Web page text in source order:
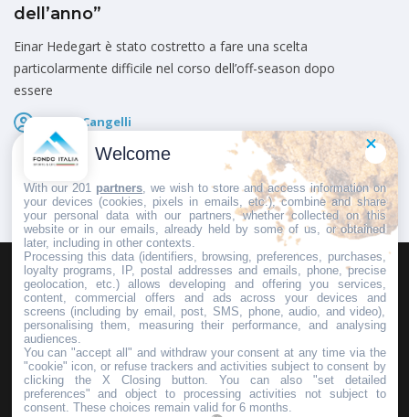
dell’anno”
Einar Hedegart è stato costretto a fare una scelta
particolarmente difficile nel corso dell’off-season dopo
essere
Marco Cangelli
Pubblicato il
HOMEPAGEREDAZIONEINVIA UN COMUNICATO STAMPA
PUBBLICITÀSCRIVI AL DIRETTORE
Copyright © 2016 - 2025 ASD Fondo Italia - Partita Iva: IT 03855110049
Welcome
With our 201 partners , we wish to store and access information on
your devices (cookies, pixels in emails, etc.), combine and share
your personal data with our partners, whether collected on this
website or in our emails, already held by some of us, or obtained
later, including in other contexts.
Processing this data (identifiers, browsing, preferences, purchases,
loyalty programs, IP, postal addresses and emails, phone, precise
geolocation, etc.) allows developing and offering you services,
content, commercial offers and ads across your devices and
screens (including by email, post, SMS, phone, audio, and video),
personalising them, measuring their performance, and analysing
audiences.
You can "accept all" and withdraw your consent at any time via the
"cookie" icon, or refuse trackers and activities subject to consent by
clicking the X Closing button. You can also "set detailed
preferences" and object to processing activities not subject to
consent. These choices remain valid for 6 months.